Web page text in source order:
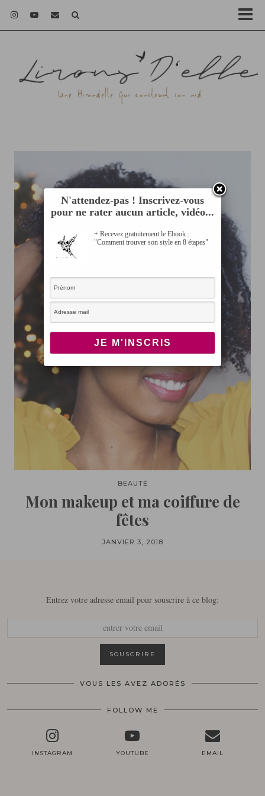
BEAUTÉ
Mon makeup et ma coiffure de
fêtes
JANVIER 3, 2018
Entrez votre adresse email pour souscrire à ce blog:
VOUS LES AVEZ ADORÉS
FOLLOW ME
INSTAGRAM YOUTUBE EMAIL
N'attendez-pas ! Inscrivez-vous
pour ne rater aucun article, vidéo...
+ Recevez gratuitement le Ebook :
"Comment trouver son style en 8 étapes"